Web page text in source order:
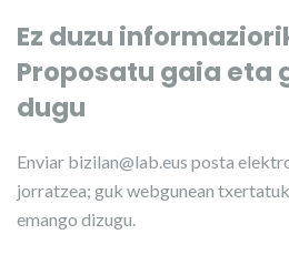
Ez duzu
Proposatu gaia eta
dugu
Enviar bizilan@lab.eus posta
jorratzea; guk webgunean
emango dizugu.